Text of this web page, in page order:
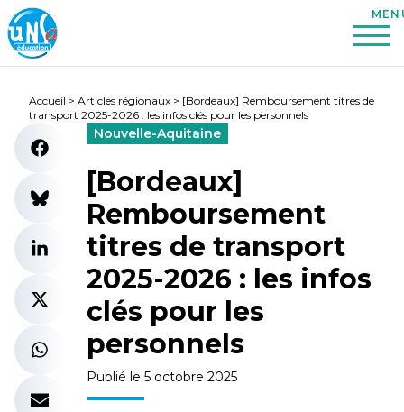
Accueil > Articles régionaux > [Bordeaux] Remboursement titres de
transport 2025-2026 : les infos clés pour les personnels
Nouvelle-Aquitaine
[Bordeaux]
Remboursement
titres de transport
2025-2026 : les infos
clés pour les
personnels
Publié le 5 octobre 2025